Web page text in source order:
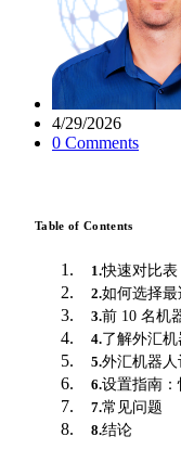
4/29/2026
0 Comments
Table of Contents
1.快速对比
2.如何选择最
3.前 10 名机
4.了解外汇机
5.外汇机器
6.设置指南：
7.常见问题
8.结论